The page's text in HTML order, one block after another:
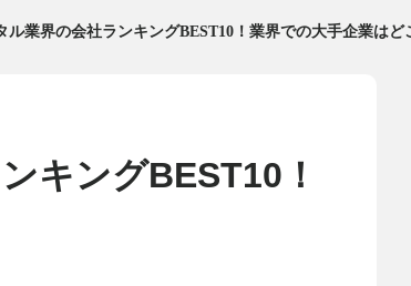
ル業界の会社ランキングBEST10！業界での大手企業はど
キングBEST10！